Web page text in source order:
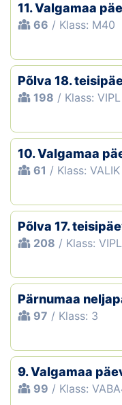
Kaardid
Koondised
Tulemused
Klubid
Suletud
Püsirajad
Ajalugu
Koolitused
11. Valgamaa
66 / Klass: M40
Põlva 18.
198 / Klass: VIPL
10. Valgamaa
61 / Klass: VALIK
Põlva 17.
208 / Klass: VIPL
Pärnumaa
97 / Klass: 3
9. Valgamaa
99 / Klass: